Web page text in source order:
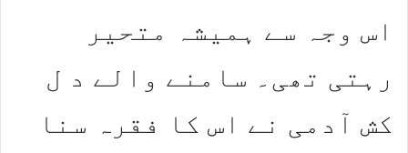
اس وجہ سے ہمیشہ متحیر
رہتی تھی۔ سامنے والے د ل
کش آدمی نے اس کا فقرہ سنا